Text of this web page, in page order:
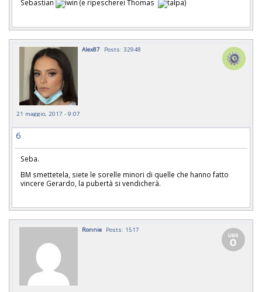
Sebastian (e ripescherei Thomas )
Alex87 Posts: 32948
21 maggio, 2017 - 9:07
6
Seba.
BM smettetela, siete le sorelle minori di quelle che hanno fatto
vincere Gerardo, la pubertà si vendicherà.
Ronnie Posts: 1517